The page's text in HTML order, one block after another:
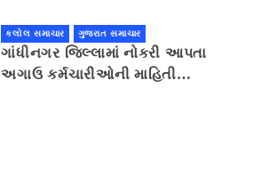
કલોલ સમાચાર ગુજરાત સમાચાર
ગાંધીનગર જિલ્લામાં નોકરી આપતા
અગાઉ કર્મચારીઓની માહિતી